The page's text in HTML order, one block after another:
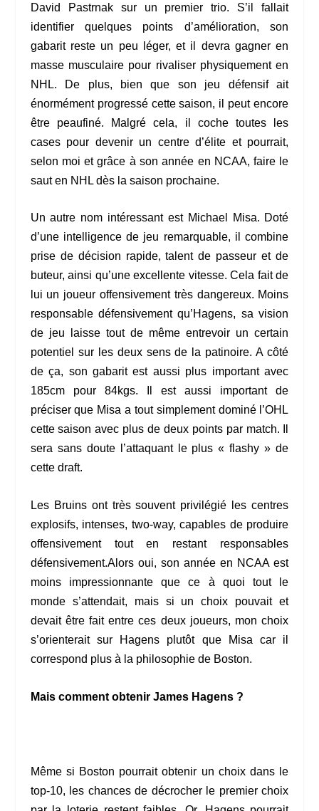
David Pastrnak sur un premier trio. S’il fallait
identifier quelques points d’amélioration, son
gabarit reste un peu léger, et il devra gagner en
masse musculaire pour rivaliser physiquement en
NHL. De plus, bien que son jeu défensif ait
énormément progressé cette saison, il peut encore
être peaufiné. Malgré cela, il coche toutes les
cases pour devenir un centre d’élite et pourrait,
selon moi et grâce à son année en NCAA, faire le
saut en NHL dès la saison prochaine.
Un autre nom intéressant est Michael Misa. Doté
d’une intelligence de jeu remarquable, il combine
prise de décision rapide, talent de passeur et de
buteur, ainsi qu’une excellente vitesse. Cela fait de
lui un joueur offensivement très dangereux. Moins
responsable défensivement qu’Hagens, sa vision
de jeu laisse tout de même entrevoir un certain
potentiel sur les deux sens de la patinoire. A côté
de ça, son gabarit est aussi plus important avec
185cm pour 84kgs. Il est aussi important de
préciser que Misa a tout simplement dominé l’OHL
cette saison avec plus de deux points par match. Il
sera sans doute l’attaquant le plus « flashy » de
cette draft.
Les Bruins ont très souvent privilégié les centres
explosifs, intenses, two-way, capables de produire
offensivement tout en restant responsables
défensivement.Alors oui, son année en NCAA est
moins impressionnante que ce à quoi tout le
monde s’attendait, mais si un choix pouvait et
devait être fait entre ces deux joueurs, mon choix
s’orienterait sur Hagens plutôt que Misa car il
correspond plus à la philosophie de Boston.
Mais comment obtenir James Hagens ?
Même si Boston pourrait obtenir un choix dans le
top-10, les chances de décrocher le premier choix